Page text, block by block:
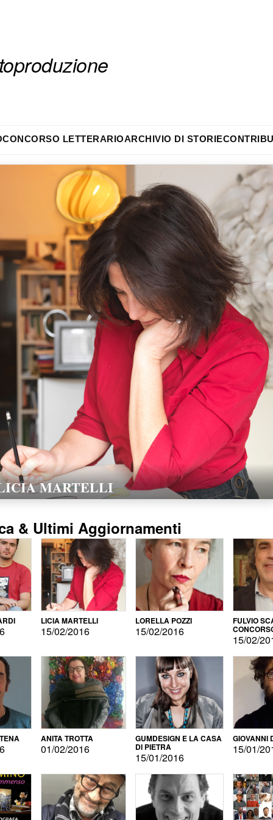
CONCORSO LETTERARIOARCHIVIO DI STORIE
POZZI
& Ultimi Aggiornamenti
LICIA MARTELLI
15/02/2016
LORELLA POZZI
15/02/2016
FULVIO
15/02/
ANITA TROTTA
01/02/2016
GUMDESIGN E LA CASA
DI PIETRA
15/01/2016
GIOVANNI
15/01/